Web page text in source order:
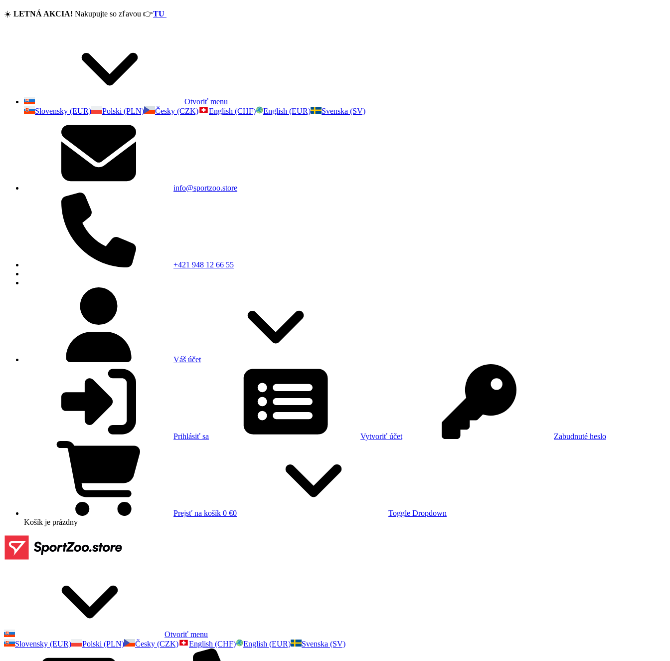
☀️ LETNÁ AKCIA! Nakupujte so zľavou 👉TU
Otvoriť menu
Slovensky (EUR)
Polski (PLN) Česky (CZK) English (CHF) English (EUR) Svenska (SV)
info@sportzoo.store
+421 948 12 66 55
Váš účet
Prihlásiť sa Vytvoriť účet Zabudnuté heslo
Prejsť na košík 0 €0
Toggle Dropdown
Košík je prázdny
Otvoriť menu
Slovensky (EUR)
Polski (PLN) Česky (CZK) English (CHF) English (EUR) Svenska (SV)